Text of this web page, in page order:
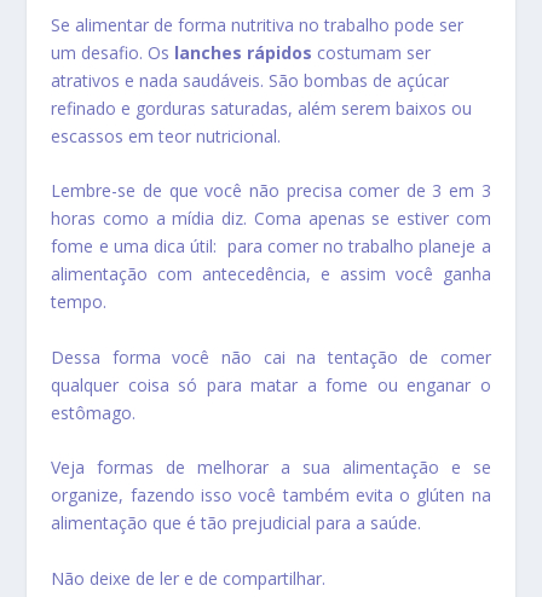
Se alimentar de forma nutritiva no trabalho pode ser
um desafio. Os lanches rápidos costumam ser
atrativos e nada saudáveis. São bombas de açúcar
refinado e gorduras saturadas, além serem baixos ou
escassos em teor nutricional.
Lembre-se de que você não precisa comer de 3 em 3
horas como a mídia diz. Coma apenas se estiver com
fome e uma dica útil: para comer no trabalho planeje a
alimentação com antecedência, e assim você ganha
tempo.
Dessa forma você não cai na tentação de comer
qualquer coisa só para matar a fome ou enganar o
estômago.
Veja formas de melhorar a sua alimentação e se
organize, fazendo isso você também evita o glúten na
alimentação que é tão prejudicial para a saúde.
Não deixe de ler e de compartilhar.